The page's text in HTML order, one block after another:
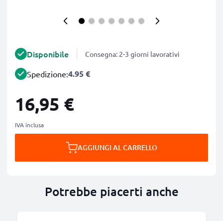
Disponibile Consegna: 2-3 giorni lavorativi
Spedizione:4.95 €
16,95 €
IVA inclusa
AGGIUNGI AL CARRELLO
Potrebbe piacerti anche